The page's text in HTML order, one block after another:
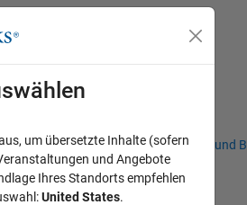
Niederlassungen Studierende und
Off-Canvas-
um übersetzte Inhalte (sofern
und Angebote
Ihres Standorts empfehlen
United States.